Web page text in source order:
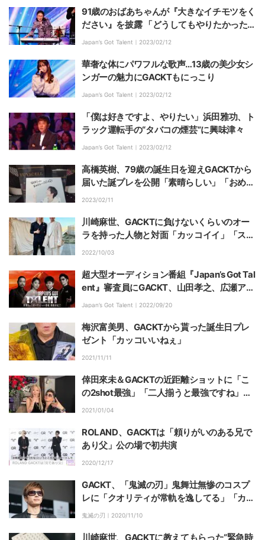
91歳のおばあちゃんが『大きなイチモツをく
ださい』を披露 「どうしてもやりたかった」
とニヤリ
Japan’s Got Talent｜ 2023/02/12
華奢な体にパワフルな歌声…13歳の美少女シ
ンガーの魅力にGACKTもにっこり
Japan’s Got Talent｜ 2023/02/12
「僕は好きですよ、やりたい」浜田雅功、ト
ラック運転手の“タバコの煙芸”に興味津々
Japan’s Got Talent｜ 2023/02/12
高橋英樹、79歳の誕生日を迎えGACKTから
届いた誕プレを公開「素晴らしい」「おめで
とう」の声
2023/02/11
川崎麻世、GACKTに負けないくらいのオー
ラを持った人物と対面「カッコイイ」「スタ
イルいい」の声
2022/10/03
超大型オーディション番組『Japan’s Got Tal
ent』審査員にGACKT、山田孝之、広瀬アリ
スが決定「死ぬ気で、ボクたちを感動させて
Japan’s Got Talent｜ 2022/09/20
梅沢富美男、GACKTから貰った誕生日プレ
ゼント「カッコいいねぇ」
2021/11/11
倖田來未＆GACKTの近距離ショットに「こ
の2shot最強」「二人揃うと最強ですね」と
ファン絶賛
2021/01/04
ROLAND、GACKTは「頼りがいのある兄で
あり父」公の場で初共演
2020/12/17
GACKT、「鬼滅の刃」鬼舞辻無惨のコスプ
レに「クオリティが常軌を逸してる」「カッ
コ良すぎて鳥肌」と称賛続々
鬼滅の刃｜ 2020/11/10
川崎麻世、GACKTに教えてもらった“緊急時